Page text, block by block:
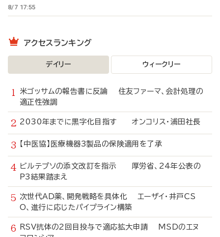
8/7 17:55
アクセスランキング
デイリー ウィークリー
米ゴッサムの報告書に反論 住友ファーマ、会計処理の
適正性強調
2030年までに黒字化目指す オンコリス・浦田社長
【中医協】医療機器3製品の保険適用を了承
ビルテプソの添文改訂を指示 厚労省、24年公表の
P3結果踏まえ
次世代AD薬、開発戦略を具体化 エーザイ・井戸CS
O、進行に応じたパイプライン構築
RSV抗体の2回目投与で適応拡大申請 MSDのエヌ